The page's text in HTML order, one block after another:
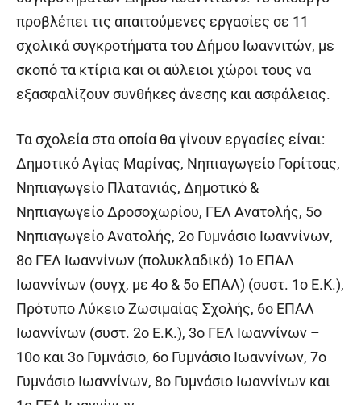
προβλέπει τις απαιτούμενες εργασίες σε 11
σχολικά συγκροτήματα του Δήμου Ιωαννιτών, με
σκοπό τα κτίρια και οι αύλειοι χώροι τους να
εξασφαλίζουν συνθήκες άνεσης και ασφάλειας.
Τα σχολεία στα οποία θα γίνουν εργασίες είναι:
Δημοτικό Αγίας Μαρίνας, Νηπιαγωγείο Γορίτσας,
Νηπιαγωγείο Πλατανιάς, Δημοτικό &
Νηπιαγωγείο Δροσοχωρίου, ΓΕΛ Ανατολής, 5o
Νηπιαγωγείο Ανατολής, 2ο Γυμνάσιο Ιωαννίνων,
8ο ΓΕΛ Ιωαννίνων (πολυκλαδικό) 1ο ΕΠΑΛ
Ιωαννίνων (συγχ, με 4ο & 5ο ΕΠΑΛ) (συστ. 1ο Ε.Κ.),
Πρότυπο Λύκειο Ζωσιμαίας Σχολής, 6ο ΕΠΑΛ
Ιωαννίνων (συστ. 2ο Ε.Κ.), 3ο ΓΕΛ Ιωαννίνων –
10ο και 3ο Γυμνάσιο, 6ο Γυμνάσιο Ιωαννίνων, 7ο
Γυμνάσιο Ιωαννίνων, 8ο Γυμνάσιο Ιωαννίνων και